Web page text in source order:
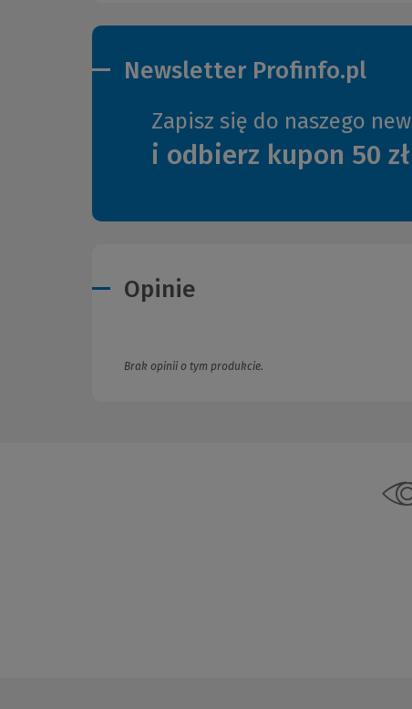
Newsletter Profinfo.pl
Zapisz się do naszego
i odbierz kupon 50
Opinie
Brak opinii o tym produkcie.